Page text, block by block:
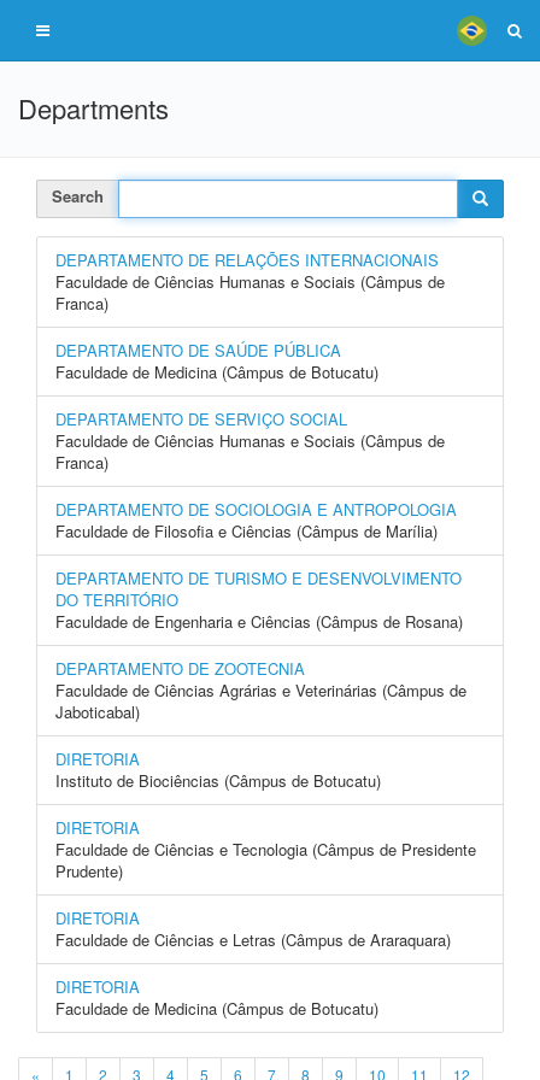
Departments
Search
DEPARTAMENTO DE RELAÇÕES INTERNACIONAIS
Faculdade de Ciências Humanas e Sociais (Câmpus de
Franca)
DEPARTAMENTO DE SAÚDE PÚBLICA
Faculdade de Medicina (Câmpus de Botucatu)
DEPARTAMENTO DE SERVIÇO SOCIAL
Faculdade de Ciências Humanas e Sociais (Câmpus de
Franca)
DEPARTAMENTO DE SOCIOLOGIA E ANTROPOLOGIA
Faculdade de Filosofia e Ciências (Câmpus de Marília)
DEPARTAMENTO DE TURISMO E DESENVOLVIMENTO
DO TERRITÓRIO
Faculdade de Engenharia e Ciências (Câmpus de Rosana)
DEPARTAMENTO DE ZOOTECNIA
Faculdade de Ciências Agrárias e Veterinárias (Câmpus de
Jaboticabal)
DIRETORIA
Instituto de Biociências (Câmpus de Botucatu)
DIRETORIA
Faculdade de Ciências e Tecnologia (Câmpus de Presidente
Prudente)
DIRETORIA
Faculdade de Ciências e Letras (Câmpus de Araraquara)
DIRETORIA
Faculdade de Medicina (Câmpus de Botucatu)
« 1 2 3 4 5 6 7 8 9 10 11 12